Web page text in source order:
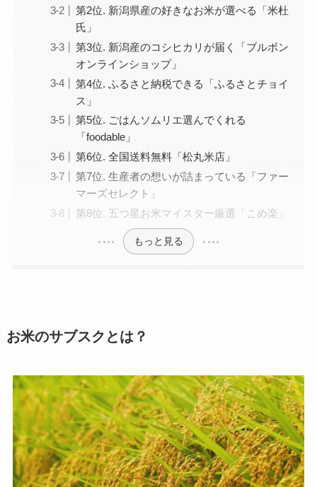
第2位. 新潟県産の好きなお米が選べる「米杜
氏」
第3位. 新潟産のコシヒカリが届く「ブルボン
オンラインショップ」
第4位. ふるさと納税できる「ふるさとチョイ
ス」
第5位. ごはんソムリエ選んでくれる
「foodable」
第6位. 全国送料無料「松丸米店」
第7位. 生産者の想いが詰まっている「ファー
マーズセレクト」
第8位. 五つ星お米マイスター厳選「こめ楽」
もっと見る
お米のサブスクとは？